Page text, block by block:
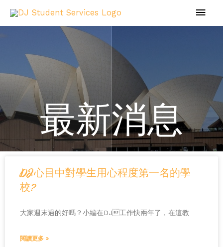
最新消息
DJ心目中對學生用心程度第一名的學
校?
大家週末過的好嗎？小編在DJ工作快兩年了，在這教
閱讀更多 »